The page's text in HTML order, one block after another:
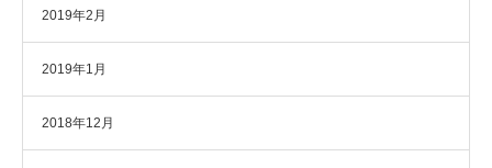
2019年2月
2019年1月
2018年12月